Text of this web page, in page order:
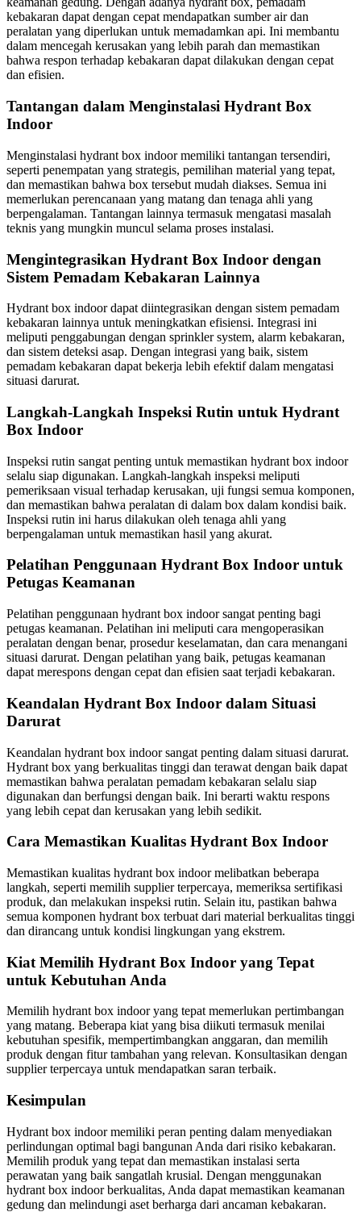
kebakaran dapat dengan cepat mendapatkan sumber air dan
peralatan yang diperlukan untuk memadamkan api. Ini membantu
dalam mencegah kerusakan yang lebih parah dan memastikan
bahwa respon terhadap kebakaran dapat dilakukan dengan cepat
dan efisien.
Tantangan dalam Menginstalasi Hydrant Box
Indoor
Menginstalasi hydrant box indoor memiliki tantangan tersendiri,
seperti penempatan yang strategis, pemilihan material yang tepat,
dan memastikan bahwa box tersebut mudah diakses. Semua ini
memerlukan perencanaan yang matang dan tenaga ahli yang
berpengalaman. Tantangan lainnya termasuk mengatasi masalah
teknis yang mungkin muncul selama proses instalasi.
Mengintegrasikan Hydrant Box Indoor dengan
Sistem Pemadam Kebakaran Lainnya
Hydrant box indoor dapat diintegrasikan dengan sistem pemadam
kebakaran lainnya untuk meningkatkan efisiensi. Integrasi ini
meliputi penggabungan dengan sprinkler system, alarm kebakaran,
dan sistem deteksi asap. Dengan integrasi yang baik, sistem
pemadam kebakaran dapat bekerja lebih efektif dalam mengatasi
situasi darurat.
Langkah-Langkah Inspeksi Rutin untuk Hydrant
Box Indoor
Inspeksi rutin sangat penting untuk memastikan hydrant box indoor
selalu siap digunakan. Langkah-langkah inspeksi meliputi
pemeriksaan visual terhadap kerusakan, uji fungsi semua komponen,
dan memastikan bahwa peralatan di dalam box dalam kondisi baik.
Inspeksi rutin ini harus dilakukan oleh tenaga ahli yang
berpengalaman untuk memastikan hasil yang akurat.
Pelatihan Penggunaan Hydrant Box Indoor untuk
Petugas Keamanan
Pelatihan penggunaan hydrant box indoor sangat penting bagi
petugas keamanan. Pelatihan ini meliputi cara mengoperasikan
peralatan dengan benar, prosedur keselamatan, dan cara menangani
situasi darurat. Dengan pelatihan yang baik, petugas keamanan
dapat merespons dengan cepat dan efisien saat terjadi kebakaran.
Keandalan Hydrant Box Indoor dalam Situasi
Darurat
Keandalan hydrant box indoor sangat penting dalam situasi darurat.
Hydrant box yang berkualitas tinggi dan terawat dengan baik dapat
memastikan bahwa peralatan pemadam kebakaran selalu siap
digunakan dan berfungsi dengan baik. Ini berarti waktu respons
yang lebih cepat dan kerusakan yang lebih sedikit.
Cara Memastikan Kualitas Hydrant Box Indoor
Memastikan kualitas hydrant box indoor melibatkan beberapa
langkah, seperti memilih supplier terpercaya, memeriksa sertifikasi
produk, dan melakukan inspeksi rutin. Selain itu, pastikan bahwa
semua komponen hydrant box terbuat dari material berkualitas tinggi
dan dirancang untuk kondisi lingkungan yang ekstrem.
Kiat Memilih Hydrant Box Indoor yang Tepat
untuk Kebutuhan Anda
Memilih hydrant box indoor yang tepat memerlukan pertimbangan
yang matang. Beberapa kiat yang bisa diikuti termasuk menilai
kebutuhan spesifik, mempertimbangkan anggaran, dan memilih
produk dengan fitur tambahan yang relevan. Konsultasikan dengan
supplier terpercaya untuk mendapatkan saran terbaik.
Kesimpulan
Hydrant box indoor memiliki peran penting dalam menyediakan
perlindungan optimal bagi bangunan Anda dari risiko kebakaran.
Memilih produk yang tepat dan memastikan instalasi serta
perawatan yang baik sangatlah krusial. Dengan menggunakan
hydrant box indoor berkualitas, Anda dapat memastikan keamanan
gedung dan melindungi aset berharga dari ancaman kebakaran.